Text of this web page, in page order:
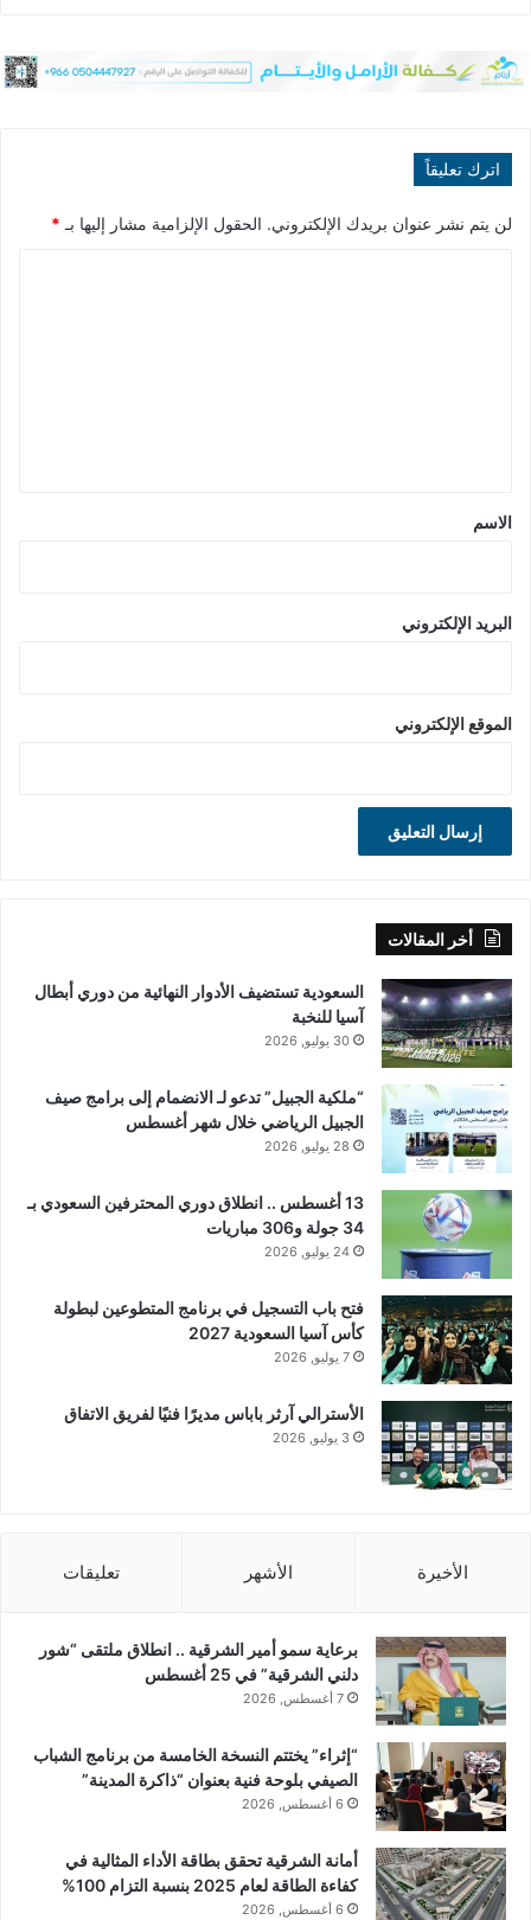
اترك تعليقاً
لن يتم نشر عنوان بريدك الإلكتروني. الحقول الإلزامية مشار إليها بـ *
*
الاسم
البريد الإلكتروني
الموقع الإلكتروني
أخر المقالات
السعودية تستضيف الأدوار النهائية من دوري أبطال
آسيا للنخبة
30 يوليو, 2026
“ملكية الجبيل” تدعو لـ الانضمام إلى برامج صيف
الجبيل الرياضي خلال شهر أغسطس
28 يوليو, 2026
13 أغسطس .. انطلاق دوري المحترفين السعودي بـ
34 جولة و306 مباريات
24 يوليو, 2026
فتح باب التسجيل في برنامج المتطوعين لبطولة
كأس آسيا السعودية 2027
7 يوليو, 2026
الأسترالي آرثر باباس مديرًا فنيًا لفريق الاتفاق
3 يوليو, 2026
الأخيرة الأشهر تعليقات
برعاية سمو أمير الشرقية .. انطلاق ملتقى “شور
دلني الشرقية” في 25 أغسطس
7 أغسطس, 2026
“إثراء” يختتم النسخة الخامسة من برنامج الشباب
الصيفي بلوحة فنية بعنوان “ذاكرة المدينة”
6 أغسطس, 2026
أمانة الشرقية تحقق بطاقة الأداء المثالية في
كفاءة الطاقة لعام 2025 بنسبة التزام 100%
6 أغسطس, 2026